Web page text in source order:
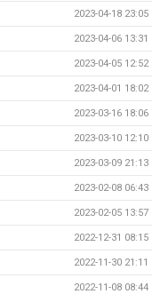
2023-04-18 23:05
2023-04-06 13:31
2023-04-05 12:52
2023-04-01 18:02
2023-03-16 18:06
2023-03-10 12:10
2023-03-09 21:13
2023-02-08 06:43
2023-02-05 13:57
2022-12-31 08:15
2022-11-30 21:11
2022-11-08 08:44